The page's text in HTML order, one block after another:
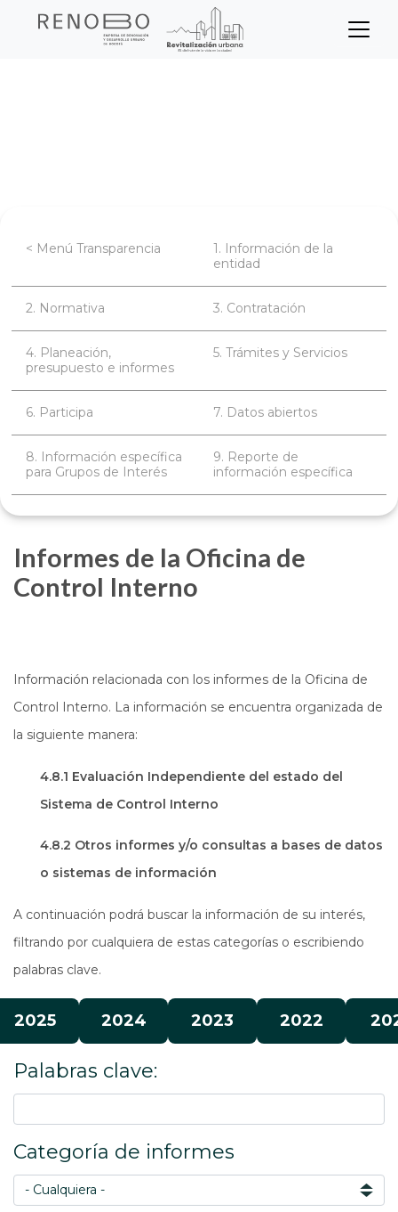
Sitio Web Empresa de
Transparencia
< Menú Transparencia
1. Información de la
entidad
2. Normativa 3. Contratación
4. Planeación,
presupuesto e informes
5. Trámites y Servicios
6. Participa 7. Datos abiertos
8. Información específica
para Grupos de Interés
9. Reporte de
información específica
Informes de la Oficina de
Control Interno
Información relacionada con los informes de la Oficina de
Control Interno. La información se encuentra organizada de
la siguiente manera:
4.8.1 Evaluación Independiente del estado del
Sistema de Control Interno
4.8.2 Otros informes y/o consultas a bases de datos
o sistemas de información
A continuación podrá buscar la información de su interés,
filtrando por cualquiera de estas categorías o escribiendo
palabras clave.
2025 2024 2023 2022
Palabras clave:
Categoría de informes